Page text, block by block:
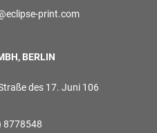
print.com
BERLIN
des 17. Juni 106
8778548